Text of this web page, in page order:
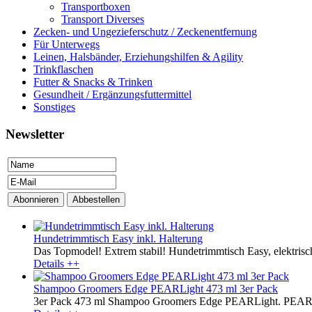
Transportboxen
Transport Diverses
Zecken- und Ungezieferschutz / Zeckenentfernung
Für Unterwegs
Leinen, Halsbänder, Erziehungshilfen & Agility
Trinkflaschen
Futter & Snacks & Trinken
Gesundheit / Ergänzungsfuttermittel
Sonstiges
Newsletter
Hundetrimmtisch Easy inkl. Halterung
Das Topmodel! Extrem stabil! Hundetrimmtisch Easy,
Details ++
Shampoo Groomers Edge PEARLight 473 ml 3er Pack
3er Pack 473 ml Shampoo Groomers Edge PEARLight.